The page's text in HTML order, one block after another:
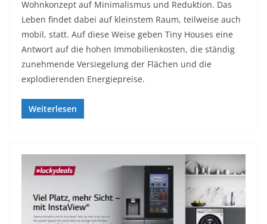
Wohnkonzept auf Minimalismus und Reduktion. Das
Leben findet dabei auf kleinstem Raum, teilweise auch
mobil, statt. Auf diese Weise geben Tiny Houses eine
Antwort auf die hohen Immobilienkosten, die ständig
zunehmende Versiegelung der Flächen und die
explodierenden Energiepreise.
Weiterlesen